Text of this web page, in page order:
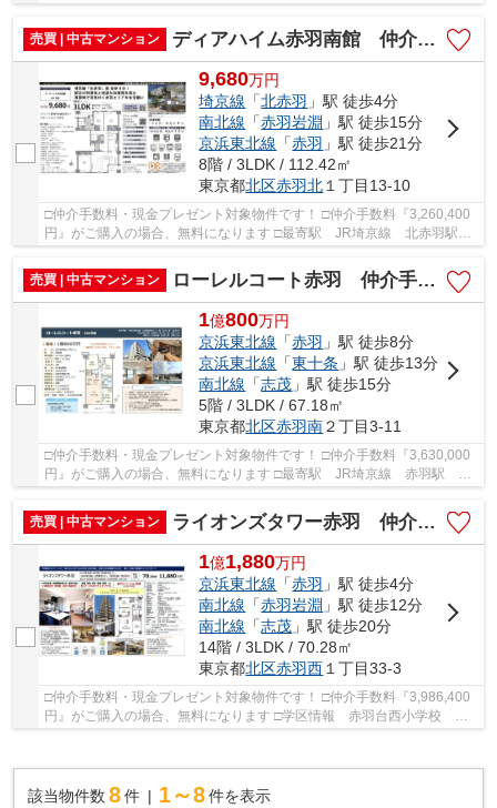
最寄駅 京浜東北線 赤羽駅 徒歩約12分 □リ...
売買 | 中古マンション
ディアハイム赤羽南館 仲介手数料無料＋50万円現金プレゼント中
9,680万円
埼京線 「北赤羽 」駅 徒歩4分
南北線 「赤羽岩淵 」駅 徒歩15分
京浜東北線 「赤羽 」駅 徒歩21分
8階 / 3LDK / 112.42㎡
東京都北区赤羽北 １丁目13-10
□仲介手数料・現金プレゼント対象物件です！ □仲介手数料『3,260,400
円』がご購入の場合、無料になります □最寄駅 JR埼京線 北赤羽駅
徒歩約4分 □リフォーム物件 □埼京線「北赤羽」...
売買 | 中古マンション
ローレルコート赤羽 仲介手数料無料＋50万円現金プレゼント中
1億800万円
京浜東北線 「赤羽 」駅 徒歩8分
京浜東北線 「東十条 」駅 徒歩13分
南北線 「志茂 」駅 徒歩15分
5階 / 3LDK / 67.18㎡
東京都北区赤羽南２丁目3-11
□仲介手数料・現金プレゼント対象物件です！ □仲介手数料『3,630,000
円』がご購入の場合、無料になります □最寄駅 JR埼京線 赤羽駅 徒
売買 | 中古マンション
ライオンズタワー赤羽 仲介手数料無料＋60万円現金プレゼント中
1億1,880万円
京浜東北線 「赤羽 」駅 徒歩4分
南北線 「赤羽岩淵 」駅 徒歩12分
南北線 「志茂 」駅 徒歩20分
14階 / 3LDK / 70.28㎡
東京都北区赤羽西 １丁目33-3
□仲介手数料・現金プレゼント対象物件です！ □仲介手数料『3,986,400
円』がご購入の場合、無料になります □学区情報 赤羽台西小学校 約8
該当物件数 8件 1～8 件を表示